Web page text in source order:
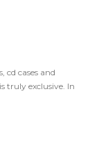
cases and
truly exclusive. In